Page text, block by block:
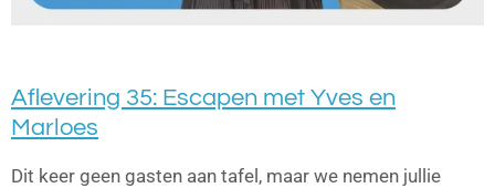
Aflevering 35: Escapen met Yves en
Marloes
Dit keer geen gasten aan tafel, maar we nemen jullie